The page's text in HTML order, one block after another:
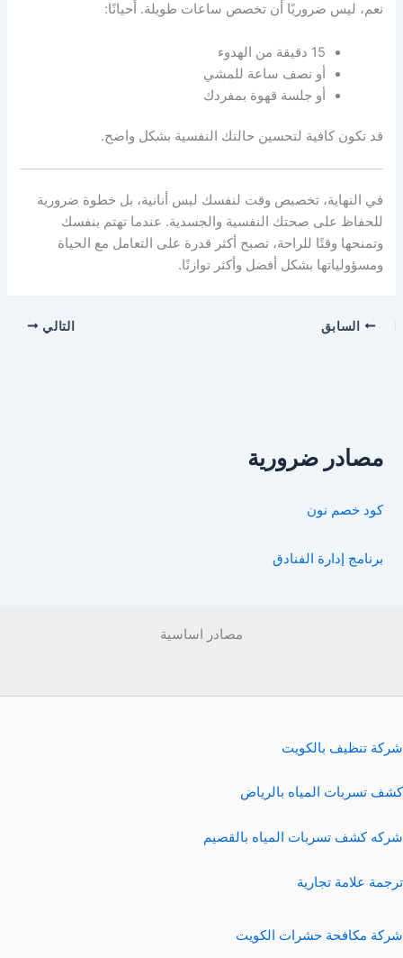
نعم، ليس ضروريًا أن تخصص ساعات طويلة. أحيانًا:
15 دقيقة من الهدوء
أو نصف ساعة للمشي
أو جلسة قهوة بمفردك
قد تكون كافية لتحسين حالتك النفسية بشكل واضح.
في النهاية، تخصيص وقت لنفسك ليس أنانية، بل خطوة ضرورية
للحفاظ على صحتك النفسية والجسدية. عندما تهتم بنفسك
وتمنحها وقتًا للراحة، تصبح أكثر قدرة على التعامل مع الحياة
ومسؤولياتها بشكل أفضل وأكثر توازنًا.
السابق التالي
مصادر ضرورية
كود خصم نون
برنامج إدارة الفنادق
مصادر اساسية
شركة تنظيف بالكويت
كشف تسربات المياه بالرياض
شركه كشف تسربات المياه بالقصيم
ترجمة علامة تجارية
شركة مكافحة حشرات الكويت